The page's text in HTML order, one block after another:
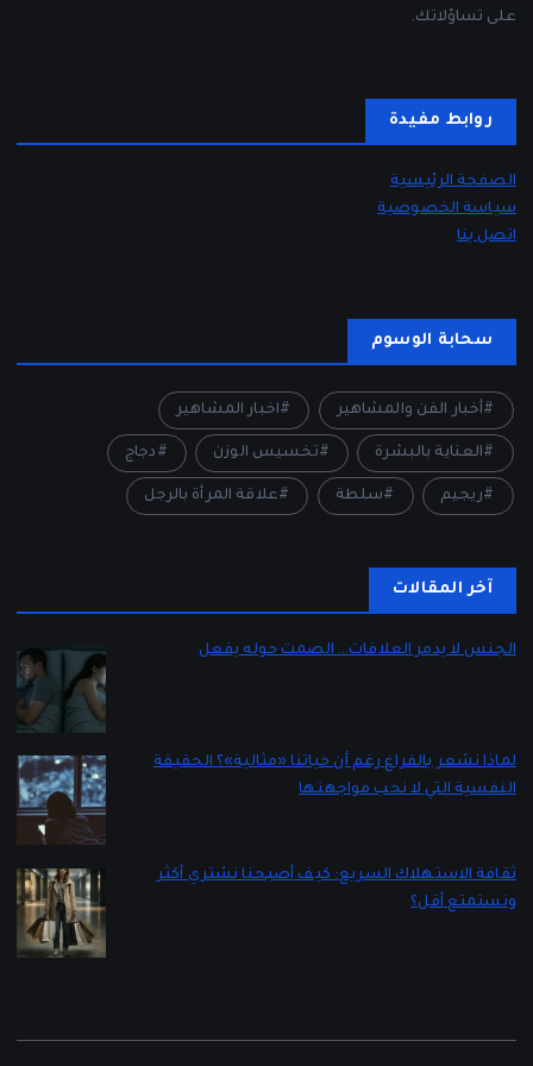
على تساؤلاتك.
روابط مفيدة
الصفحة الرئيسية
سياسة الخصوصية
اتصل بنا
سحابة الوسوم
أخبار الفن والمشاهير اخبار المشاهير
العناية بالبشرة تخسيس الوزن دجاج
ريجيم سلطة علاقة المرأة بالرجل
آخر المقالات
الجنس لا يدمر العلاقات… الصمت حوله يفعل
لماذا نشعر بالفراغ رغم أن حياتنا «مثالية»؟ الحقيقة
النفسية التي لا نحب مواجهتها
ثقافة الاستهلاك السريع: كيف أصبحنا نشتري أكثر
ونستمتع أقل؟